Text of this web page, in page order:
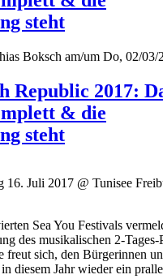
steht
Boksch am/um Do, 02/03/
Republic 2017:
& die
steht
16. Juli 2017 @ Tunisee
Sea You Festivals
des musikalischen 2-Tages-
freut sich, den Bürgerinnen
diesem Jahr wieder ein